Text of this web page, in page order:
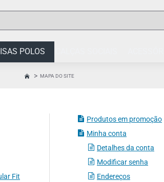
POLOS
MAPA DO SITE
Fit
Produtos em promoção
Minha conta
Detalhes da conta
Modificar senha
Endereços